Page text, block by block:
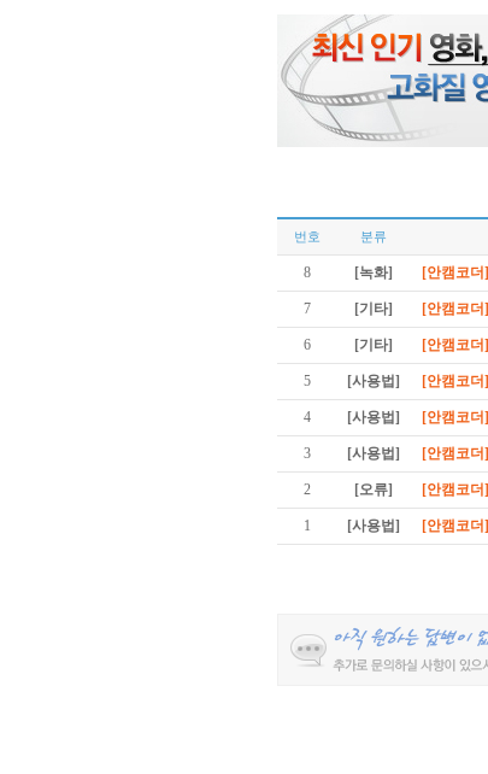
번호 분류
8 [녹화] [안캠코더]
7 [기타] [안캠코더]
6 [기타] [안캠코더]
5 [사용법] [안캠코더]
4 [사용법] [안캠코더]
3 [사용법] [안캠코더]
2 [오류] [안캠코더]
1 [사용법] [안캠코더]